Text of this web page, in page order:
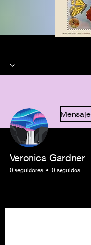
Mensaje
Veronica Gardner
0 seguidores 0 seguidos